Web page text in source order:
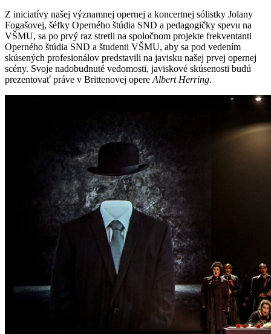
Z iniciatívy našej významnej opernej a koncertnej sólistky Jolany
Fogašovej, šéfky Operného štúdia SND a pedagogičky spevu na
VŠMU, sa po prvý raz stretli na spoločnom projekte frekventanti
Operného štúdia SND a študenti VŠMU, aby sa pod vedením
skúsených profesionálov predstavili na javisku našej prvej opernej
scény. Svoje nadobudnuté vedomosti, javiskové skúsenosti budú
prezentovať práve v Brittenovej opere Albert Herring.